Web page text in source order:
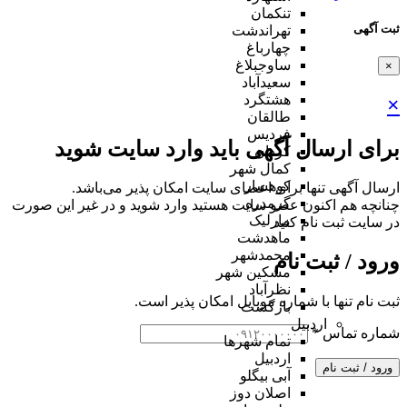
ثبت آگهی
×
×
برای ارسال آگهی باید وارد سایت شوید
ارسال آگهی تنها برای اعضای سایت امکان پذیر می‌باشد.
چنانچه هم‌ اکنون عضو سایت هستید وارد شوید و در غیر این صورت
در سایت ثبت نام کنید
ورود / ثبت نام
ثبت نام تنها با شماره موبایل امکان پذیر است.
شماره تماس*
ورود / ثبت نام
تنکمان
تهراندشت
چهارباغ
ساوجبلاغ
سعیدآباد
هشتگرد
طالقان
فردیس
کردان
کمال شهر
کوهسار
گرمدره
مارلیک
ماهدشت
محمدشهر
مشکین شهر
نظرآباد
بازگشت
اردبیل
تمام شهر‌ها
اردبیل
آبی بیگلو
اصلان دوز